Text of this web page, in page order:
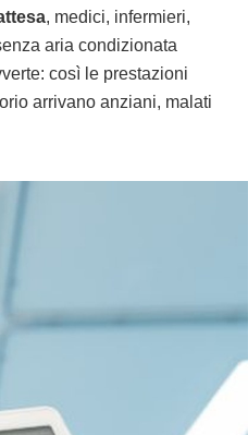
, medici, infermieri,
aria condizionata
così le prestazioni
arrivano anziani, malati